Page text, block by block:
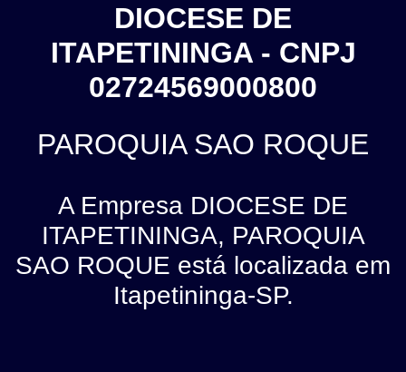
DIOCESE DE
ITAPETININGA - CNPJ
02724569000800
PAROQUIA SAO ROQUE
A Empresa DIOCESE DE
ITAPETININGA, PAROQUIA
SAO ROQUE está localizada em
Itapetininga-SP.